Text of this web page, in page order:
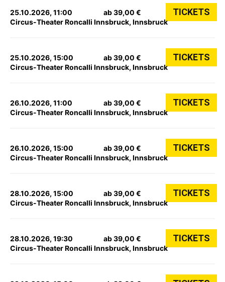
25.10.2026, 11:00
Circus-Theater Roncalli Innsbruck, Innsbruck
ab 39,00 € TICKETS
25.10.2026, 15:00
Circus-Theater Roncalli Innsbruck, Innsbruck
ab 39,00 € TICKETS
26.10.2026, 11:00
Circus-Theater Roncalli Innsbruck, Innsbruck
ab 39,00 € TICKETS
26.10.2026, 15:00
Circus-Theater Roncalli Innsbruck, Innsbruck
ab 39,00 € TICKETS
28.10.2026, 15:00
Circus-Theater Roncalli Innsbruck, Innsbruck
ab 39,00 € TICKETS
28.10.2026, 19:30
Circus-Theater Roncalli Innsbruck, Innsbruck
ab 39,00 € TICKETS